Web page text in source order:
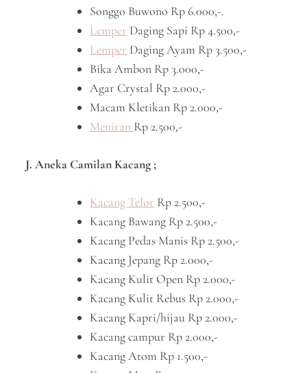
Songgo Buwono Rp 6.000,-.
Lemper Daging Sapi Rp 4.500,-
Lemper Daging Ayam Rp 3.500,-
Bika Ambon Rp 3.000,-
Agar Crystal Rp 2.000,-
Macam Kletikan Rp 2.000,-
Meniran Rp 2.500,-
J. Aneka Camilan Kacang ;
Kacang Telor Rp 2.500,-
Kacang Bawang Rp 2.500,-
Kacang Pedas Manis Rp 2.500,-
Kacang Jepang Rp 2.000,-
Kacang Kulit Open Rp 2.000,-
Kacang Kulit Rebus Rp 2.000,-
Kacang Kapri/hijau Rp 2.000,-
Kacang campur Rp 2.000,-
Kacang Atom Rp 1.500,-